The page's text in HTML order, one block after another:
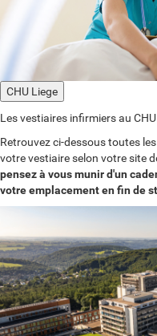
CHU Liege
Les vestiaires infirmiers au CHU
Retrouvez ci-dessous toutes
votre vestiaire selon votre site
pensez à vous munir d'un
votre emplacement en fin de